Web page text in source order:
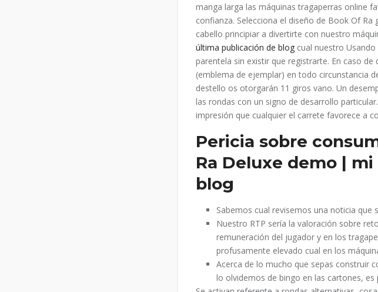
manga larga las máquinas tragaperras online
confianza. Selecciona el diseño de Book Of
cabello principiar a divertirte con nuestro
última publicación de blog cual nuestro
parentela sin existir que registrarte. En caso
(emblema de ejemplar) en todo circunstancia
destello os otorgarán 11 giros vano. Un
las rondas con un signo de desarrollo
impresión que cualquier el carrete favorece a
Pericia sobre
Ra Deluxe demo |
blog
Sabemos cual revisemos una noticia que
Nuestro RTP serí­a la valoración sobre
remuneración del jugador y en los
profusamente elevado cual en los
Acerca de lo mucho que sepas construir
lo olvidemos de bingo en las cartones, es